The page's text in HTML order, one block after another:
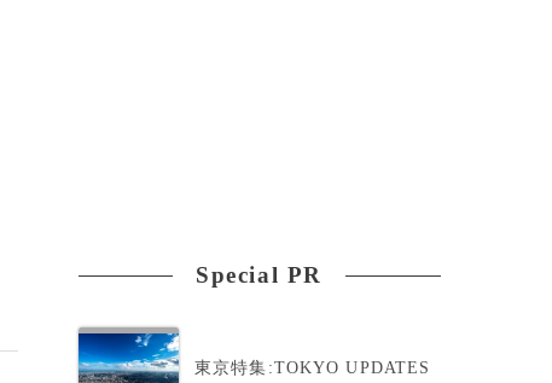
Special PR
東京特集:TOKYO UPDATES